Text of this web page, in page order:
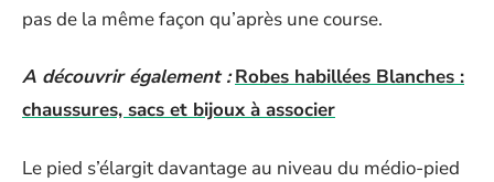
pas de la même façon qu’après une course.
A découvrir également : Robes habillées Blanches :
chaussures, sacs et bijoux à associer
Le pied s’élargit davantage au niveau du médio-pied